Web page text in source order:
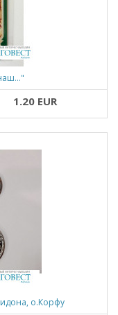
1.20 EUR
о.Корфу